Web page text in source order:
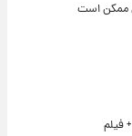
ممکن است
فیلم